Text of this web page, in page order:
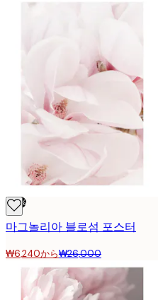
-76%
마그놀리아 블로섬 포스터
₩6,240から₩26,000